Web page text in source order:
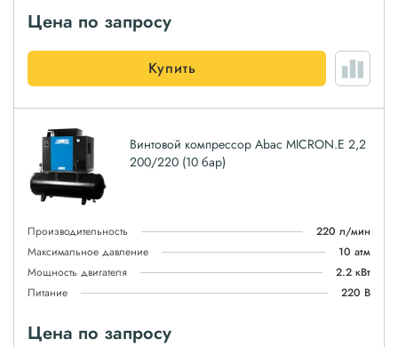
Цена по запросу
Купить
Винтовой компрессор Abac MICRON.E 2,2
200/220 (10 бар)
Производительность
220 л/мин
Максимальное давление
10 атм
Мощность двигателя
2.2 кВт
Питание
220 В
Цена по запросу